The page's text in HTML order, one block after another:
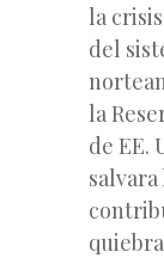
la
del
la
de EE.